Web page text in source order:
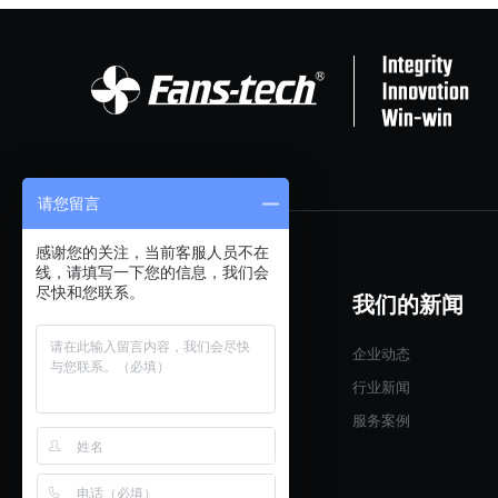
我们的产品
玻璃钢风机系列
循环风机系列
屋顶风机系列
圆筒风机系列
我们的新闻
企业动态
行业新闻
服务案例
请您留言
感谢您的关注，当前客服人员不在
线，请填写一下您的信息，我们会
尽快和您联系。